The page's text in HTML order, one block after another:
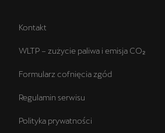
Kontakt
WLTP – zużycie paliwa i emisja CO₂
Formularz cofnięcia zgód
Regulamin serwisu
Polityka prywatności